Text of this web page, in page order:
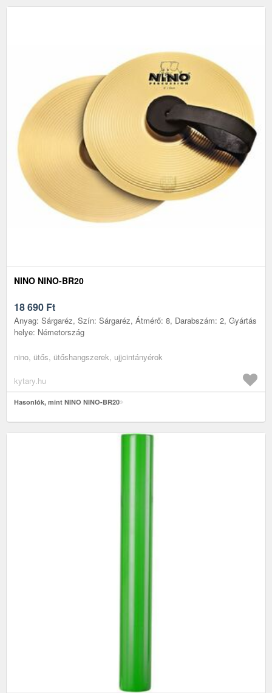
NINO NINO-BR20
18 690 Ft
Anyag: Sárgaréz, Szín: Sárgaréz, Átmérő: 8, Darabszám: 2, Gyártás
helye: Németország
nino, ütős, ütőshangszerek, ujjcintányérok
kytary.hu
Hasonlók, mint NINO NINO-BR20